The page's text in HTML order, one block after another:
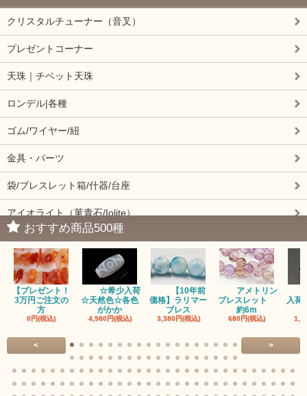
クリスタルチューナー（音叉）
プレゼントコーナー
天珠｜チベット天珠
ロンデル|各種
ゴム/ワイヤー/紐
金具・パーツ
袋/ブレスレット箱/什器/台座
アイオライト（菫青石/Iolite）
アイドクレーズ（Idocrase）（別名ベスビアナイト）
アクアマリン（藍玉/藍柱石/Aquamarine）
アクチノライトインクォーツ（Actinolite/緑閃石）
赤瑪瑙（レッドアゲート/カーネリアン）
アゲート（瑪瑙/Agate）各種
おすすめ商品500種
【プレゼント！
3万円ご注文の
方
0円(税込)
☆希少入荷
☆天然色☆各色
がかか
4,980円(税込)
【10年前
価格】ラリマー
ブレス
3,380円(税込)
アメトリン
ブレスレット
約6m
680円(税込)
入荷
< >